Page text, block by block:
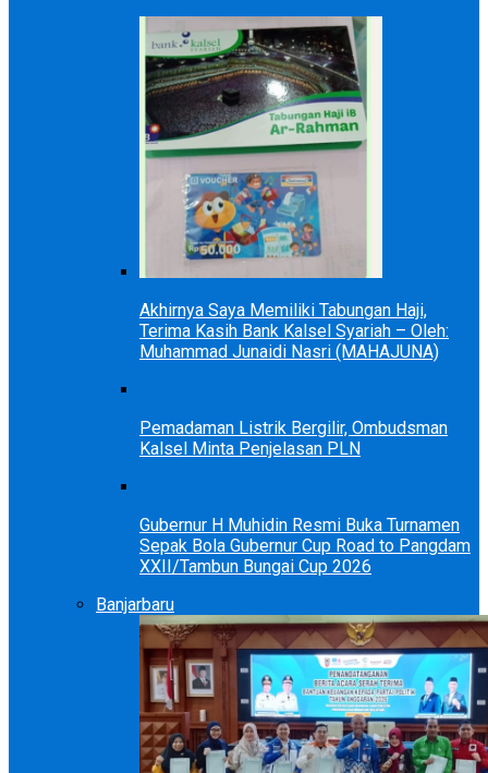
Akhirnya Saya Memiliki Tabungan Haji,
Terima Kasih Bank Kalsel Syariah – Oleh:
Muhammad Junaidi Nasri (MAHAJUNA)
Pemadaman Listrik Bergilir, Ombudsman
Kalsel Minta Penjelasan PLN
Gubernur H Muhidin Resmi Buka Turnamen
Sepak Bola Gubernur Cup Road to Pangdam
XXII/Tambun Bungai Cup 2026
Banjarbaru